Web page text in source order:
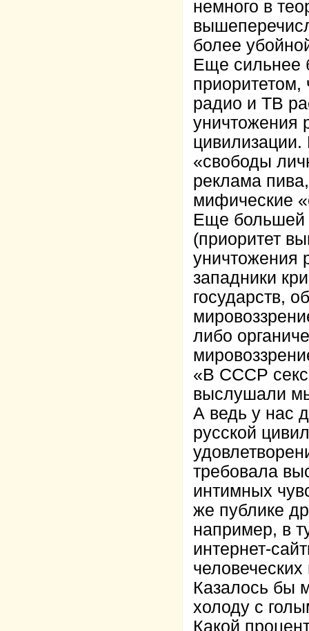
немного в
более
Еще сильнее
приоритетом,
радио и ТВ
уничтожения
«свободы
реклама
мифические
Еще большей
(приоритет
уничтожения
западники
государств,
либо
«В СССР
выслушали
А ведь у нас
русской
требовала
интимных
же публике
например, в
интернет-
Казалось бы
холоду с
Какой